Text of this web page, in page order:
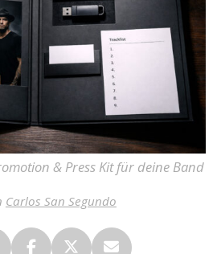
& Press Kit für deine Band
Carlos San Segundo